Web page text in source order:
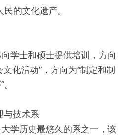
的文化遗产。
学士和硕士提供培训，方向
化活动”，方向为“制定和制
与技术系
学历史最悠久的系之一，该